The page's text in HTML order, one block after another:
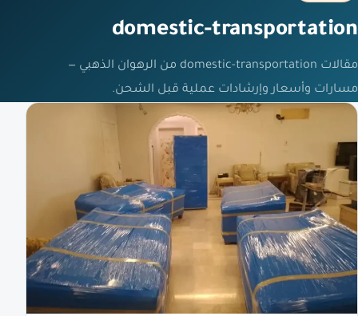
domestic-transportation
مقالات domestic-transportation من الرهوان الذهبي —
مسارات وأسعار وإرشادات عملية قبل الشحن.